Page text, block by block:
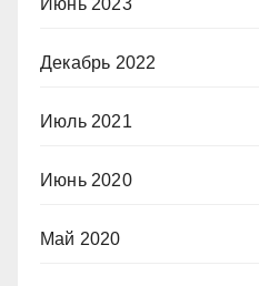
Июнь 2023
Декабрь 2022
Июль 2021
Июнь 2020
Май 2020